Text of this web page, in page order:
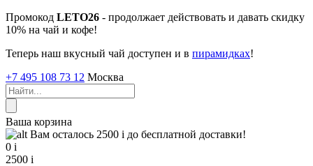
Промокод LETO26 - продолжает действовать и давать скидку
10% на чай и кофе!
Теперь наш вкусный чай доступен и в пирамидках!
+7 495 108 73 12 Москва
Ваша корзина
Вам осталось 2500 i до бесплатной доставки!
0 i
2500 i